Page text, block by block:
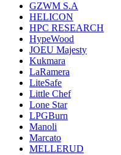
GZWM S.A
HELICON
HPC RESEARCH
HypeWood
JOEU Majesty
Kukmara
LaRamera
LiteSafe
Little Chef
Lone Star
LPGBurn
Manoli
Marcato
MELLERUD